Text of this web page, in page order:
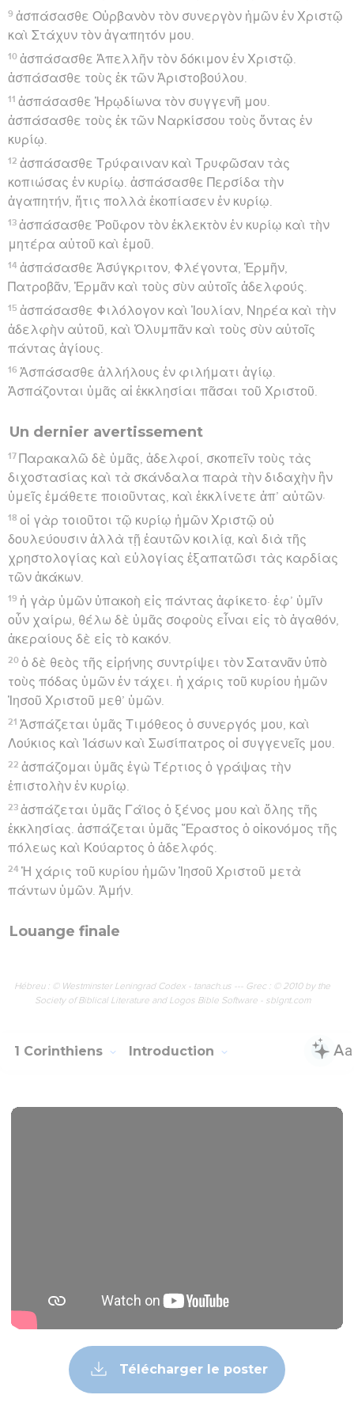
9 ἀσπάσασθε Οὐρβανὸν τὸν συνεργὸν ἡμῶν ἐν Χριστῷ
καὶ Στάχυν τὸν ἀγαπητόν μου.
10 ἀσπάσασθε Ἀπελλῆν τὸν δόκιμον ἐν Χριστῷ.
ἀσπάσασθε τοὺς ἐκ τῶν Ἀριστοβούλου.
11 ἀσπάσασθε Ἡρῳδίωνα τὸν συγγενῆ μου.
ἀσπάσασθε τοὺς ἐκ τῶν Ναρκίσσου τοὺς ὄντας ἐν
κυρίῳ.
12 ἀσπάσασθε Τρύφαιναν καὶ Τρυφῶσαν τὰς
κοπιώσας ἐν κυρίῳ. ἀσπάσασθε Περσίδα τὴν
ἀγαπητήν, ἥτις πολλὰ ἐκοπίασεν ἐν κυρίῳ.
13 ἀσπάσασθε Ῥοῦφον τὸν ἐκλεκτὸν ἐν κυρίῳ καὶ τὴν
μητέρα αὐτοῦ καὶ ἐμοῦ.
14 ἀσπάσασθε Ἀσύγκριτον, Φλέγοντα, Ἑρμῆν,
Πατροβᾶν, Ἑρμᾶν καὶ τοὺς σὺν αὐτοῖς ἀδελφούς.
15 ἀσπάσασθε Φιλόλογον καὶ Ἰουλίαν, Νηρέα καὶ τὴν
ἀδελφὴν αὐτοῦ, καὶ Ὀλυμπᾶν καὶ τοὺς σὺν αὐτοῖς
πάντας ἁγίους.
16 Ἀσπάσασθε ἀλλήλους ἐν φιλήματι ἁγίῳ.
Ἀσπάζονται ὑμᾶς αἱ ἐκκλησίαι πᾶσαι τοῦ Χριστοῦ.
Un dernier avertissement
17 Παρακαλῶ δὲ ὑμᾶς, ἀδελφοί, σκοπεῖν τοὺς τὰς
διχοστασίας καὶ τὰ σκάνδαλα παρὰ τὴν διδαχὴν ἣν
ὑμεῖς ἐμάθετε ποιοῦντας, καὶ ἐκκλίνετε ἀπ’ αὐτῶν·
18 οἱ γὰρ τοιοῦτοι τῷ κυρίῳ ἡμῶν Χριστῷ οὐ
δουλεύουσιν ἀλλὰ τῇ ἑαυτῶν κοιλίᾳ, καὶ διὰ τῆς
χρηστολογίας καὶ εὐλογίας ἐξαπατῶσι τὰς καρδίας
τῶν ἀκάκων.
19 ἡ γὰρ ὑμῶν ὑπακοὴ εἰς πάντας ἀφίκετο· ἐφ’ ὑμῖν
οὖν χαίρω, θέλω δὲ ὑμᾶς σοφοὺς εἶναι εἰς τὸ ἀγαθόν,
ἀκεραίους δὲ εἰς τὸ κακόν.
20 ὁ δὲ θεὸς τῆς εἰρήνης συντρίψει τὸν Σατανᾶν ὑπὸ
τοὺς πόδας ὑμῶν ἐν τάχει. ἡ χάρις τοῦ κυρίου ἡμῶν
Ἰησοῦ Χριστοῦ μεθ’ ὑμῶν.
21 Ἀσπάζεται ὑμᾶς Τιμόθεος ὁ συνεργός μου, καὶ
Λούκιος καὶ Ἰάσων καὶ Σωσίπατρος οἱ συγγενεῖς μου.
22 ἀσπάζομαι ὑμᾶς ἐγὼ Τέρτιος ὁ γράψας τὴν
ἐπιστολὴν ἐν κυρίῳ.
23 ἀσπάζεται ὑμᾶς Γάϊος ὁ ξένος μου καὶ ὅλης τῆς
ἐκκλησίας. ἀσπάζεται ὑμᾶς Ἔραστος ὁ οἰκονόμος τῆς
πόλεως καὶ Κούαρτος ὁ ἀδελφός.
24 Ἡ χάρις τοῦ κυρίου ἡμῶν Ἰησοῦ Χριστοῦ μετὰ
πάντων ὑμῶν. Ἀμήν.
Louange finale
Hébreu : © Westminster Leningrad Codex - tanach.us --- Grec : © 2010 by the
Society of Biblical Literature and Logos Bible Software - sblgnt.com
1 Corinthiens Introduction
Télécharger le poster